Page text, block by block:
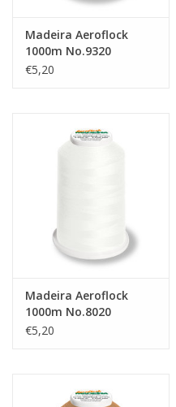
Madeira Aeroflock
1000m No.9320
€5,20
Madeira Aeroflock
1000m No.8020
€5,20